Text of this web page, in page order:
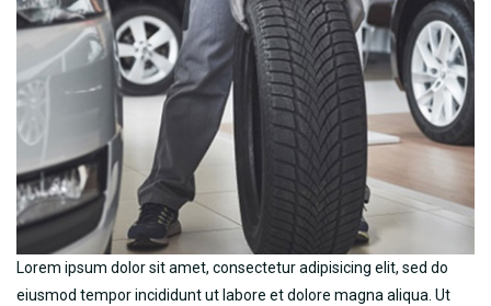
Lorem ipsum dolor sit amet, consectetur adipisicing elit, sed do
eiusmod tempor incididunt ut labore et dolore magna aliqua. Ut